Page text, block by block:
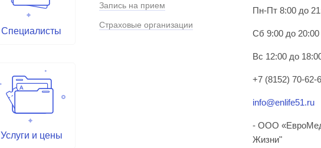
Специалисты
Услуги и цены
Запись на прием
Страховые организации
Пн-Пт 8:00 до
Сб 9:00 до 20:00
Вс 12:00 до
+7 (8152) 70-62-
info@enlife51.ru
- ООО
Жизни"